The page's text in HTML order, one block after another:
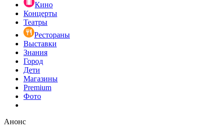
Кино
Концерты
Театры
Рестораны
Выставки
Знания
Город
Дети
Магазины
Premium
Фото
Анонс